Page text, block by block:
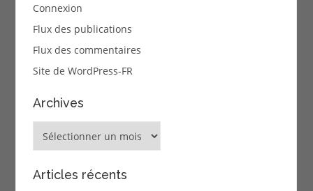
Connexion
Flux des publications
Flux des commentaires
Site de WordPress-FR
Archives
Articles récents